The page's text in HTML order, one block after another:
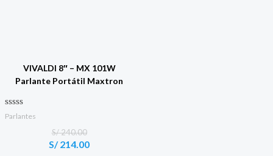
VIVALDI 8″ – MX 101W
Parlante Portátil Maxtron
Valorado con
Parlantes
S/240.00
El
S/214.00
El